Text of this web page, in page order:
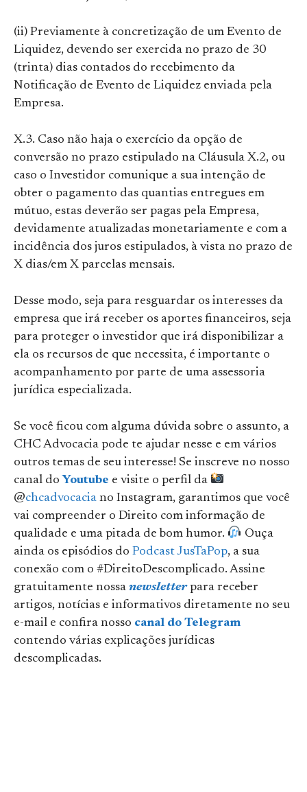
(ii) Previamente à concretização de um Evento de
Liquidez, devendo ser exercida no prazo de 30
(trinta) dias contados do recebimento da
Notificação de Evento de Liquidez enviada pela
Empresa.
X.3. Caso não haja o exercício da opção de
conversão no prazo estipulado na Cláusula X.2, ou
caso o Investidor comunique a sua intenção de
obter o pagamento das quantias entregues em
mútuo, estas deverão ser pagas pela Empresa,
devidamente atualizadas monetariamente e com a
incidência dos juros estipulados, à vista no prazo de
X dias/em X parcelas mensais.
Desse modo, seja para resguardar os interesses da
empresa que irá receber os aportes financeiros, seja
para proteger o investidor que irá disponibilizar a
ela os recursos de que necessita, é importante o
acompanhamento por parte de uma assessoria
jurídica especializada.
Se você ficou com alguma dúvida sobre o assunto, a
CHC Advocacia pode te ajudar nesse e em vários
outros temas de seu interesse! Se inscreve no nosso
canal do Youtube e visite o perfil da
@chcadvocacia no Instagram, garantimos que você
vai compreender o Direito com informação de
qualidade e uma pitada de bom humor.
Ouça
ainda os episódios do Podcast JusTaPop, a sua
conexão com o #DireitoDescomplicado. Assine
gratuitamente nossa newsletterpara receber
artigos, notícias e informativos diretamente no seu
e-mail e confira nosso canal do Telegram
contendo várias explicações jurídicas
descomplicadas.